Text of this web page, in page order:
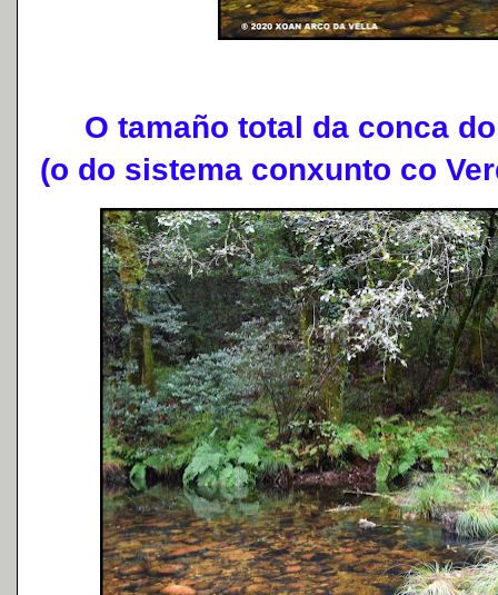
O tamaño total da conca do
(o do sistema conxunto co